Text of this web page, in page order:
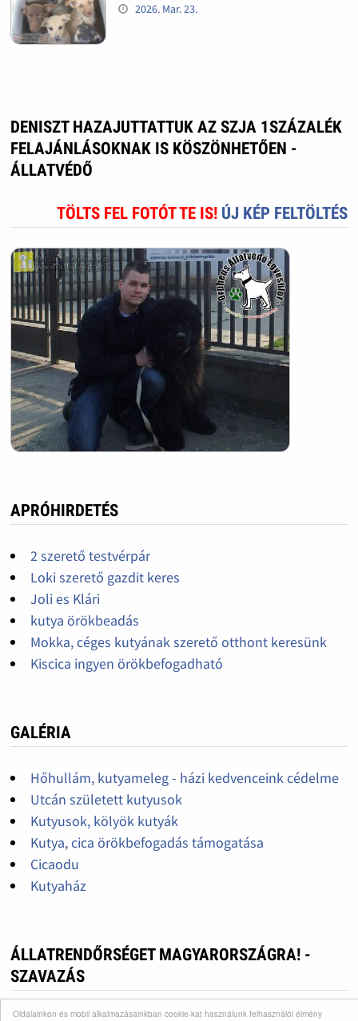
Oldalainkon és mobil alkalmazásainkban cookie-kat használunk felhasználói élmény
2026. Mar. 23.
DENISZT HAZAJUTTATTUK AZ SZJA 1SZÁZALÉK
FELAJÁNLÁSOKNAK IS KÖSZÖNHETŐEN -
ÁLLATVÉDŐ
TÖLTS FEL FOTÓT TE IS! ÚJ KÉP FELTÖLTÉS
APRÓHIRDETÉS
2 szerető testvérpár
Loki szerető gazdit keres
Joli es Klári
kutya örökbeadás
Mokka, céges kutyának szerető otthont keresünk
Kiscica ingyen örökbefogadható
GALÉRIA
Hőhullám, kutyameleg - házi kedvenceink cédelme
Utcán született kutyusok
Kutyusok, kölyök kutyák
Kutya, cica örökbefogadás támogatása
Cicaodu
Kutyaház
ÁLLATRENDŐRSÉGET MAGYARORSZÁGRA! -
SZAVAZÁS